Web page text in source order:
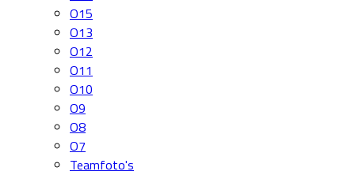
O15
O13
O12
O11
O10
O9
O8
O7
Teamfoto's